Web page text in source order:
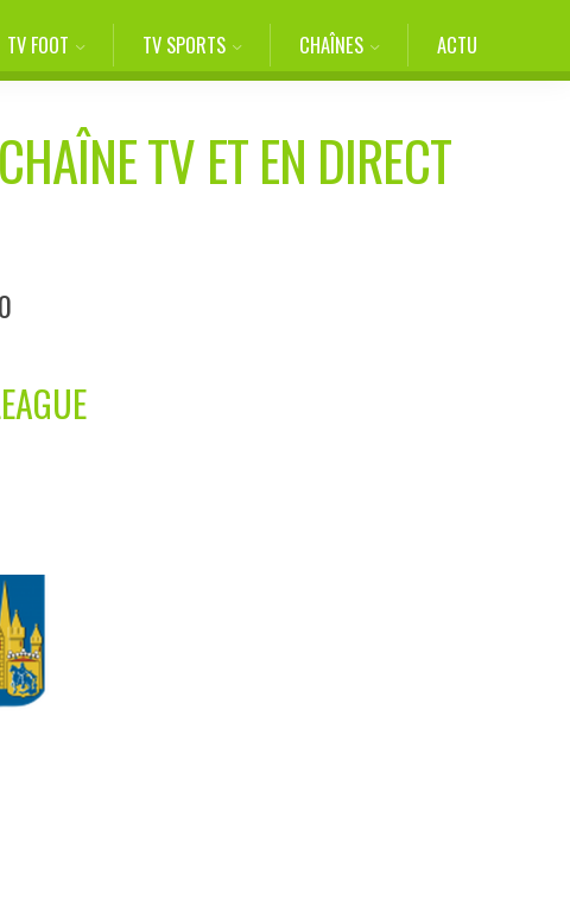
TV FOOT TV SPORTS CHAÎNES ACTU
TV ET EN DIRECT